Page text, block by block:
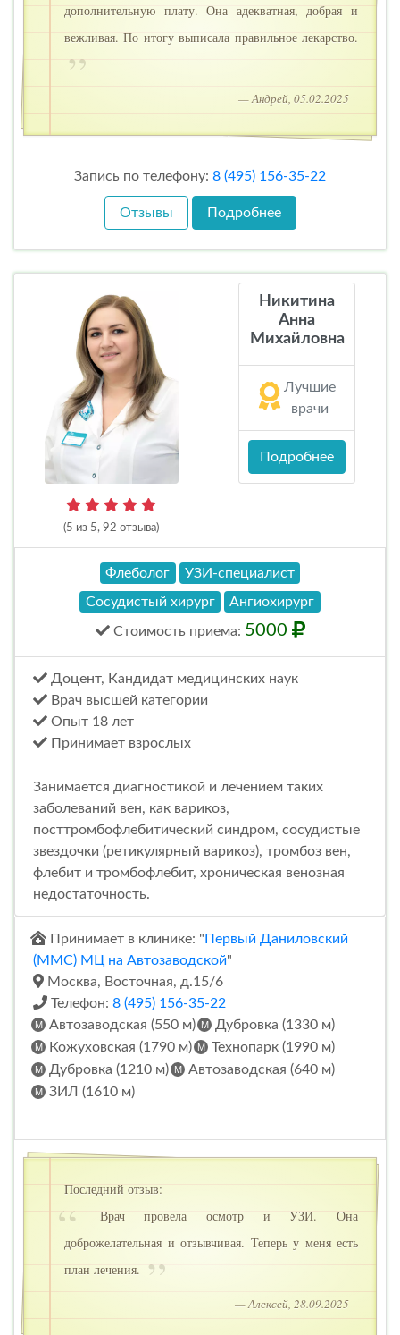
дополнительную плату. Она адекватная, добрая и
вежливая. По итогу выписала правильное лекарство.
— Андрей, 05.02.2025
Запись по телефону: 8 (495) 156-35-22
Отзывы Подробнее
(5 из 5, 92 отзыва)
Никитина
Анна
Михайловна
Лучшие
врачи
Подробнее
Флеболог
УЗИ-специалист
Сосудистый хирург
Ангиохирург
Стоимость приема: 5000
Доцент, Кандидат медицинских наук
Врач высшей категории
Опыт 18 лет
Принимает взрослых
Занимается диагностикой и лечением таких
заболеваний вен, как варикоз,
посттромбофлебитический синдром, сосудистые
звездочки (ретикулярный варикоз), тромбоз вен,
флебит и тромбофлебит, хроническая венозная
недостаточность.
Принимает в клинике: "Первый Даниловский
(ММС) МЦ на Автозаводской"
Москва, Восточная, д.15/6
Телефон: 8 (495) 156-35-22
Автозаводская (550 м)
Дубровка (1330 м)
Кожуховская (1790 м)
Технопарк (1990 м)
Дубровка (1210 м)
Автозаводская (640 м)
ЗИЛ (1610 м)
Последний отзыв:
Врач провела осмотр и УЗИ. Она
доброжелательная и отзывчивая. Теперь у меня есть
план лечения.
— Алексей, 28.09.2025